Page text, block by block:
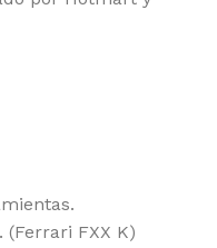
(Ferrari FXX K)